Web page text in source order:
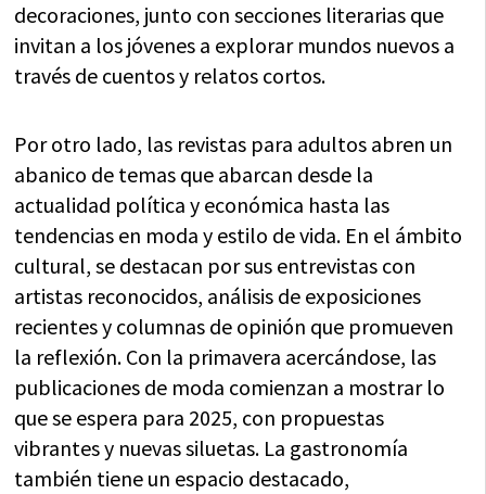
decoraciones, junto con secciones literarias que
invitan a los jóvenes a explorar mundos nuevos a
través de cuentos y relatos cortos.
Por otro lado, las revistas para adultos abren un
abanico de temas que abarcan desde la
actualidad política y económica hasta las
tendencias en moda y estilo de vida. En el ámbito
cultural, se destacan por sus entrevistas con
artistas reconocidos, análisis de exposiciones
recientes y columnas de opinión que promueven
la reflexión. Con la primavera acercándose, las
publicaciones de moda comienzan a mostrar lo
que se espera para 2025, con propuestas
vibrantes y nuevas siluetas. La gastronomía
también tiene un espacio destacado,